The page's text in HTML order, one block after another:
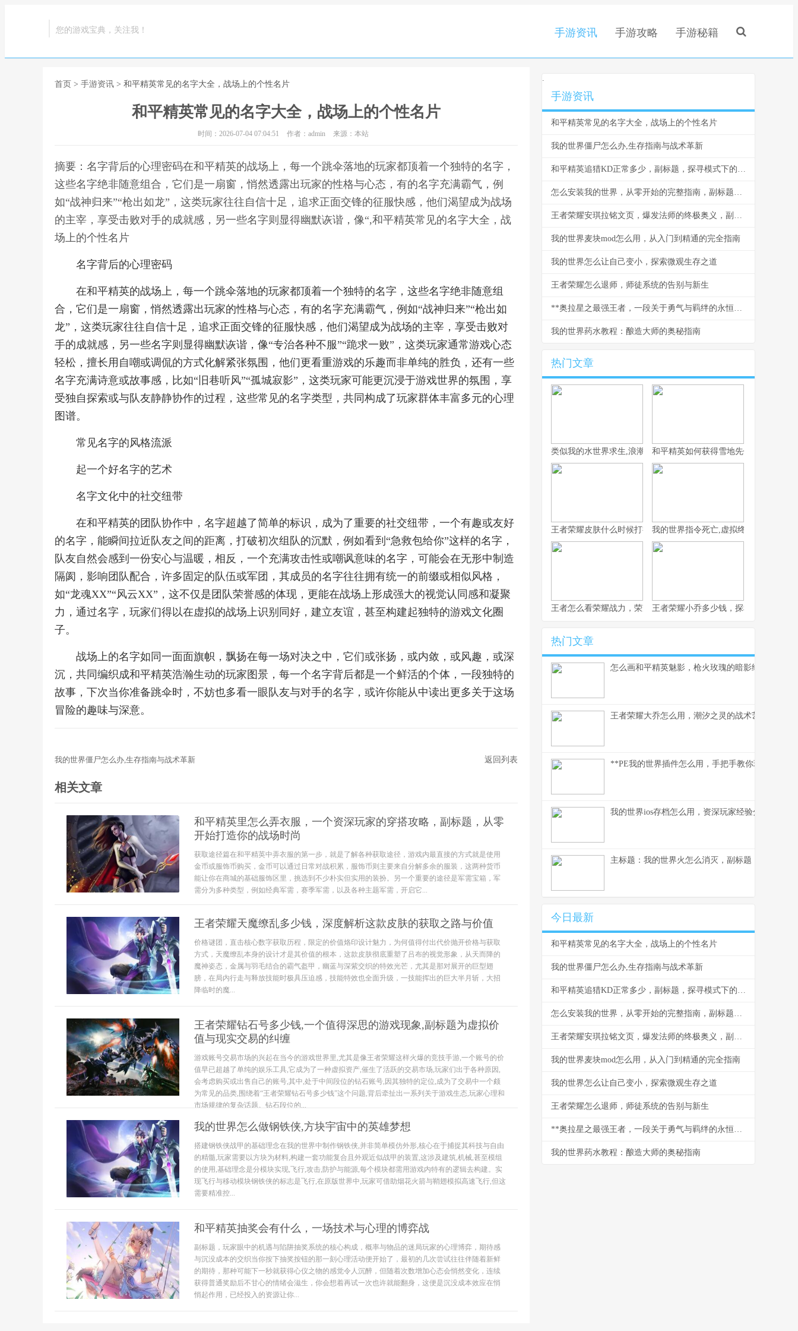
您的游戏宝典，关注我！ 手游资讯 手游攻略 手游秘籍
首页 > 手游资讯 > 和平精英常见的名字大全，战场上的个性名片
和平精英常见的名字大全，战场上的个性名片
时间：2026-07-04 07:04:51 作者：admin 来源：本站
摘要：名字背后的心理密码在和平精英的战场上，每一个跳伞落地的玩家都顶着一个独特的名字，
这些名字绝非随意组合，它们是一扇窗，悄然透露出玩家的性格与心态，有的名字充满霸气，例
如“战神归来”“枪出如龙”，这类玩家往往自信十足，追求正面交锋的征服快感，他们渴望成为战场
的主宰，享受击败对手的成就感，另一些名字则显得幽默诙谐，像“,和平精英常见的名字大全，战
场上的个性名片
名字背后的心理密码
在和平精英的战场上，每一个跳伞落地的玩家都顶着一个独特的名字，这些名字绝非随意组
合，它们是一扇窗，悄然透露出玩家的性格与心态，有的名字充满霸气，例如“战神归来”“枪出如
龙”，这类玩家往往自信十足，追求正面交锋的征服快感，他们渴望成为战场的主宰，享受击败对
手的成就感，另一些名字则显得幽默诙谐，像“专治各种不服”“跪求一败”，这类玩家通常游戏心态
轻松，擅长用自嘲或调侃的方式化解紧张氛围，他们更看重游戏的乐趣而非单纯的胜负，还有一些
名字充满诗意或故事感，比如“旧巷听风”“孤城寂影”，这类玩家可能更沉浸于游戏世界的氛围，享
受独自探索或与队友静静协作的过程，这些常见的名字类型，共同构成了玩家群体丰富多元的心理
图谱。
常见名字的风格流派
起一个好名字的艺术
名字文化中的社交纽带
在和平精英的团队协作中，名字超越了简单的标识，成为了重要的社交纽带，一个有趣或友好
的名字，能瞬间拉近队友之间的距离，打破初次组队的沉默，例如看到“急救包给你”这样的名字，
队友自然会感到一份安心与温暖，相反，一个充满攻击性或嘲讽意味的名字，可能会在无形中制造
隔阂，影响团队配合，许多固定的队伍或军团，其成员的名字往往拥有统一的前缀或相似风格，
如“龙魂XX”“风云XX”，这不仅是团队荣誉感的体现，更能在战场上形成强大的视觉认同感和凝聚
力，通过名字，玩家们得以在虚拟的战场上识别同好，建立友谊，甚至构建起独特的游戏文化圈
子。
战场上的名字如同一面面旗帜，飘扬在每一场对决之中，它们或张扬，或内敛，或风趣，或深
沉，共同编织成和平精英浩瀚生动的玩家图景，每一个名字背后都是一个鲜活的个体，一段独特的
故事，下次当你准备跳伞时，不妨也多看一眼队友与对手的名字，或许你能从中读出更多关于这场
冒险的趣味与深意。
我的世界僵尸怎么办,生存指南与战术革新 返回列表
相关文章
和平精英里怎么弄衣服，一个资深玩家的穿搭攻略，副标题，从零
开始打造你的战场时尚
获取途径篇在和平精英中弄衣服的第一步，就是了解各种获取途径，游戏内最直接的方式就是使用
金币或服饰币购买，金币可以通过日常对战积累，服饰币则主要来自分解多余的服装，这两种货币
能让你在商城的基础服饰区里，挑选到不少朴实但实用的装扮。另一个重要的途径是军需宝箱，军
需分为多种类型，例如经典军需，赛季军需，以及各种主题军需，开启它...
王者荣耀天魔缭乱多少钱，深度解析这款皮肤的获取之路与价值
价格谜团，直击核心数字获取历程，限定的价值烙印设计魅力，为何值得付出代价抛开价格与获取
方式，天魔缭乱本身的设计才是其价值的根本，这款皮肤彻底重塑了吕布的视觉形象，从天而降的
魔神姿态，金属与羽毛结合的霸气盔甲，幽蓝与深紫交织的特效光芒，尤其是那对展开的巨型翅
膀，在局内行走与释放技能时极具压迫感，技能特效也全面升级，一技能挥出的巨大半月斩，大招
降临时的魔...
王者荣耀钻石号多少钱,一个值得深思的游戏现象,副标题为虚拟价
值与现实交易的纠缠
游戏账号交易市场的兴起在当今的游戏世界里,尤其是像王者荣耀这样火爆的竞技手游,一个账号的价
值早已超越了单纯的娱乐工具,它成为了一种虚拟资产,催生了活跃的交易市场,玩家们出于各种原因,
会考虑购买或出售自己的账号,其中,处于中间段位的钻石账号,因其独特的定位,成为了交易中一个颇
为常见的品类,围绕着“王者荣耀钻石号多少钱”这个问题,背后牵扯出一系列关于游戏生态,玩家心理和
市场规律的复杂话题。钻石段位的...
我的世界怎么做钢铁侠,方块宇宙中的英雄梦想
搭建钢铁侠战甲的基础理念在我的世界中制作钢铁侠,并非简单模仿外形,核心在于捕捉其科技与自由
的精髓,玩家需要以方块为材料,构建一套功能复合且外观近似战甲的装置,这涉及建筑,机械,甚至模组
的使用,基础理念是分模块实现,飞行,攻击,防护与能源,每个模块都需用游戏内特有的逻辑去构建。实
现飞行与移动模块钢铁侠的标志是飞行,在原版世界中,玩家可借助烟花火箭与鞘翅模拟高速飞行,但这
需要精准控...
和平精英抽奖会有什么，一场技术与心理的博弈战
副标题，玩家眼中的机遇与陷阱抽奖系统的核心构成，概率与物品的迷局玩家的心理博弈，期待感
与沉没成本的交织当你按下抽奖按钮的那一刻心理活动便开始了，最初的几次尝试往往伴随着新鲜
的期待，那种可能下一秒就获得心仪之物的感觉令人沉醉，但随着次数增加心态会悄然变化，连续
获得普通奖励后不甘心的情绪会滋生，你会想着再试一次也许就能翻身，这便是沉没成本效应在悄
悄起作用，已经投入的资源让你...
.
手游资讯
和平精英常见的名字大全，战场上的个性名片
我的世界僵尸怎么办,生存指南与战术革新
和平精英追猎KD正常多少，副标题，探寻模式下的真实战力标尺
怎么安装我的世界，从零开始的完整指南，副标题，资深玩家的纯净安装教程
王者荣耀安琪拉铭文页，爆发法师的终极奥义，副标题，一套铭文点燃战场
我的世界麦块mod怎么用，从入门到精通的完全指南
我的世界怎么让自己变小，探索微观生存之道
王者荣耀怎么退师，师徒系统的告别与新生
**奥拉星之最强王者，一段关于勇气与羁绊的永恒传说**
我的世界药水教程：酿造大师的奥秘指南
热门文章
类似我的水世界求生,浪潮中的孤独与希望和平精英如何获得雪地先锋，雪地生存
王者荣耀皮肤什么时候打折，资深玩家揭秘折扣规律
我的世界指令死亡,虚拟终结与真实隐喻
王者怎么看荣耀战力，荣耀战力背后的玩家博弈
王者荣耀小乔多少钱，探秘获取成本与
热门文章
怎么画和平精英魅影，枪火玫瑰的暗影绘制指南
王者荣耀大乔怎么用，潮汐之灵的战术艺术与全局
**PE我的世界插件怎么用，手把手教你玩转插件
我的世界ios存档怎么用，资深玩家经验分享
主标题：我的世界火怎么消灭，副标题：资深玩家
今日最新
和平精英常见的名字大全，战场上的个性名片
我的世界僵尸怎么办,生存指南与战术革新
和平精英追猎KD正常多少，副标题，探寻模式下的真实战力标尺
怎么安装我的世界，从零开始的完整指南，副标题，资深玩家的纯净安装教程
王者荣耀安琪拉铭文页，爆发法师的终极奥义，副标题，一套铭文点燃战场
我的世界麦块mod怎么用，从入门到精通的完全指南
我的世界怎么让自己变小，探索微观生存之道
王者荣耀怎么退师，师徒系统的告别与新生
**奥拉星之最强王者，一段关于勇气与羁绊的永恒传说**
我的世界药水教程：酿造大师的奥秘指南